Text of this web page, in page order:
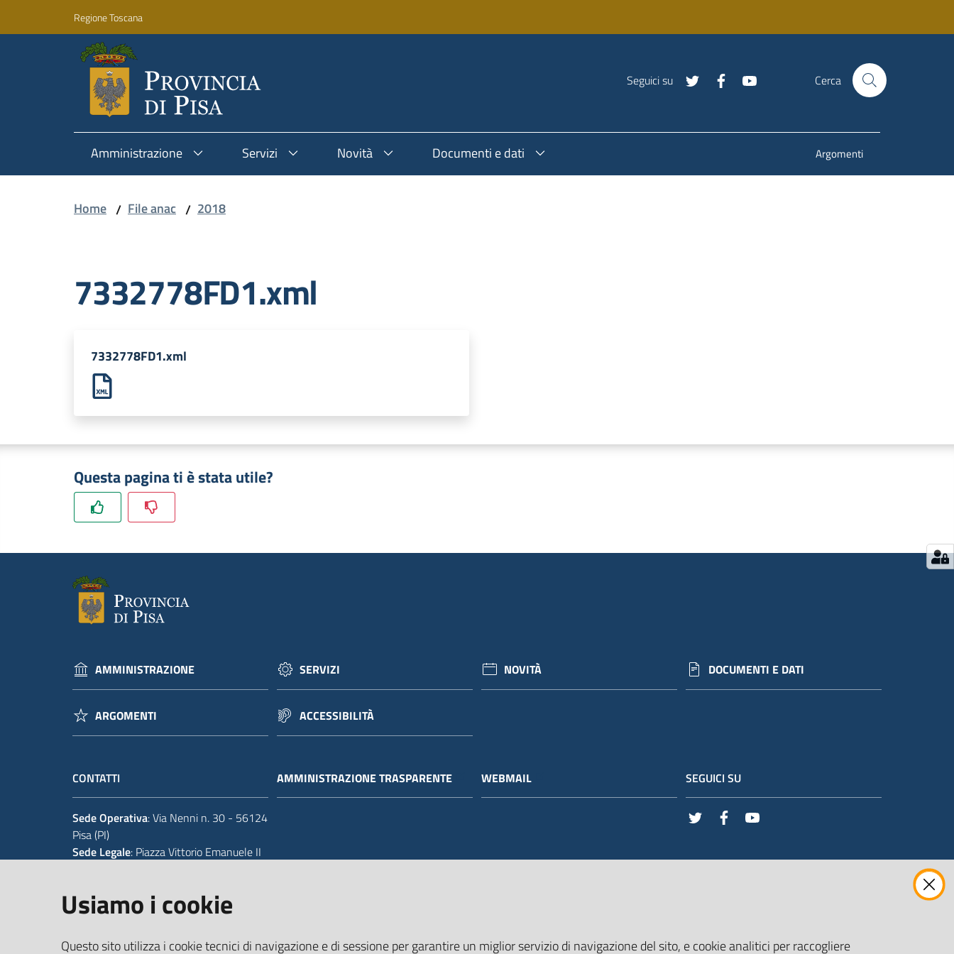
Vai al contenuto
Vai alla navigazione
Regione Toscana
Seguici su Cerca
Amministrazione Servizi Novità Documenti e dati Argomenti
Home / File anac / 2018
7332778FD1.xml
7332778FD1.xml
Questa pagina ti è stata utile?
AMMINISTRAZIONE SERVIZI NOVITÀ DOCUMENTI E DATI
ARGOMENTI ACCESSIBILITÀ
CONTATTI
Sede Operativa: Via Nenni n. 30 - 56124
Pisa (PI)
Sede Legale: Piazza Vittorio Emanuele II
Tel.+39 050 929111
Email :urp@provincia.pisa.it
AMMINISTRAZIONE TRASPARENTE WEBMAIL SEGUICI SU
Twitter Facebook
Usiamo i cookie
Questo sito utilizza i cookie tecnici di navigazione e di sessione per garantire un miglior servizio di navigazione del sito, e cookie analitici per raccogliere